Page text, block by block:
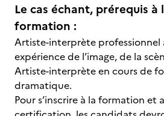
Le cas échant, prérequis à
formation :
Artiste-interprète professionnel
expérience de l’image, de la
Artiste-interprète en cours de
dramatique.
Pour s’inscrire à la formation et